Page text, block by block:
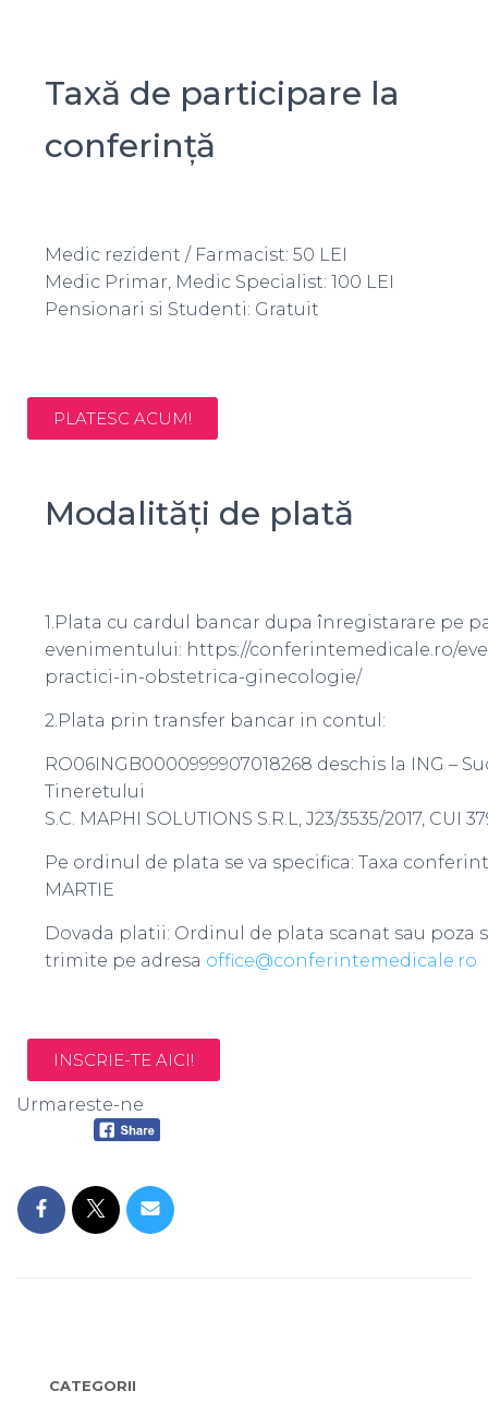
Taxă de participare la
conferință
Medic rezident / Farmacist: 50 LEI
Medic Primar, Medic Specialist: 100 LEI
Pensionari si Studenti: Gratuit
PLATESC ACUM!
Modalități de plată
1.Plata cu cardul bancar dupa înregistarare pe
evenimentului: https://conferintemedicale.ro/
practici-in-obstetrica-ginecologie/
2.Plata prin transfer bancar in contul:
RO06INGB0000999907018268 deschis la ING –
Tineretului
S.C. MAPHI SOLUTIONS S.R.L, J23/3535/2017, CUI
Pe ordinul de plata se va specifica: Taxa
MARTIE
Dovada platii: Ordinul de plata scanat sau poza
trimite pe adresa office@conferintemedicale.ro
INSCRIE-TE AICI!
Urmareste-ne
CATEGORII